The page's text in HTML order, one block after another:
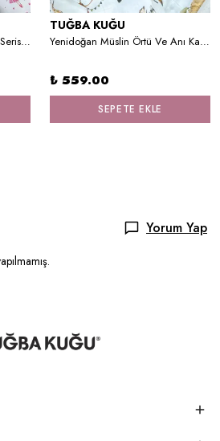
Baskılı Düz Çarşaf - For Baby Serisi - Topuzlu Pembe Peri
TUĞBA KUĞU
Yenidoğan Müslin Örtü Ve Anı Kartları Seti -Türkçe
₺ 559.00
SEPETE EKLE
Yorum Yap